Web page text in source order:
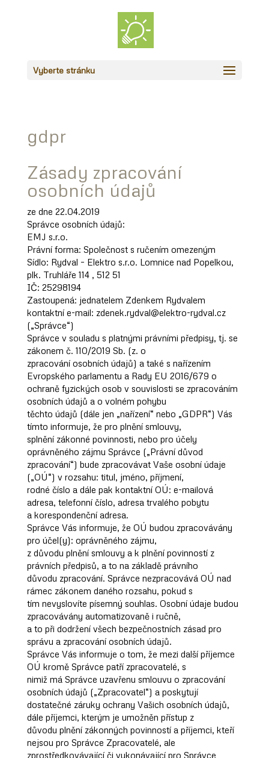
Vyberte stránku
gdpr
Zásady zpracování
osobních údajů
ze dne 22.04.2019
Správce osobních údajů:
EMJ s.r.o.
Právní forma: Společnost s ručením omezeným
Sídlo: Rydval – Elektro s.r.o. Lomnice nad Popelkou,
plk. Truhláře 114 , 512 51
IČ: 25298194
Zastoupená: jednatelem Zdenkem Rydvalem
kontaktní e-mail: zdenek.rydval@elektro-rydval.cz
(„Správce“)
Správce v souladu s platnými právními předpisy, tj. se
zákonem č. 110/2019 Sb. (z. o
zpracování osobních údajů) a také s nařízením
Evropského parlamentu a Rady EU 2016/679 o
ochraně fyzických osob v souvislosti se zpracováním
osobních údajů a o volném pohybu
těchto údajů (dále jen „nařízení“ nebo „GDPR“) Vás
tímto informuje, že pro plnění smlouvy,
splnění zákonné povinnosti, nebo pro účely
oprávněného zájmu Správce („Právní důvod
zpracování“) bude zpracovávat Vaše osobní údaje
(„OÚ“) v rozsahu: titul, jméno, příjmení,
rodné číslo a dále pak kontaktní OÚ: e-mailová
adresa, telefonní číslo, adresa trvalého pobytu
a korespondenční adresa.
Správce Vás informuje, že OÚ budou zpracovávány
pro účel(y): oprávněného zájmu,
z důvodu plnění smlouvy a k plnění povinností z
právních předpisů, a to na základě právního
důvodu zpracování. Správce nezpracovává OÚ nad
rámec zákonem daného rozsahu, pokud s
tím nevyslovíte písemný souhlas. Osobní údaje budou
zpracovávány automatizovaně i ručně,
a to při dodržení všech bezpečnostních zásad pro
správu a zpracování osobních údajů.
Správce Vás informuje o tom, že mezi další příjemce
OÚ kromě Správce patří zpracovatelé, s
nimiž má Správce uzavřenu smlouvu o zpracování
osobních údajů („Zpracovatel“) a poskytují
dostatečné záruky ochrany Vašich osobních údajů,
dále příjemci, kterým je umožněn přístup z
důvodu plnění zákonných povinností a příjemci, kteří
nejsou pro Správce Zpracovatelé, ale
zprostředkovávající či vykonávající pro Správce